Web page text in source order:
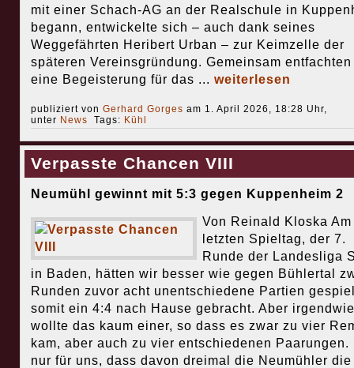
mit einer Schach-AG an der Realschule in
begann, entwickelte sich – auch dank seines
Weggefährten Heribert Urban – zur Keimzelle der
späteren Vereinsgründung. Gemeinsam
eine Begeisterung für das ... weiterlesen
publiziert von Gerhard Gorges am 1. April 2026, 18:28 Uhr,
unter News Tags: Kühl
Verpasste Chancen VIII
Neumühl gewinnt mit 5:3 gegen Kuppenheim 2
Von Reinald Kloska Am
letzten Spieltag, der 7.
Runde der Landesliga
in Baden, hätten wir besser wie gegen Bühlertal
Runden zuvor acht unentschiedene Partien
somit ein 4:4 nach Hause gebracht. Aber irgendwie
wollte das kaum einer, so dass es zwar zu vier
kam, aber auch zu vier entschiedenen Paarungen.
nur für uns, dass davon dreimal die Neumühler die